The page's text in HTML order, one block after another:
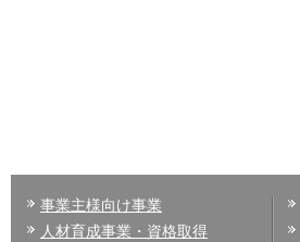
事業主様向け事業
人材育成事業・資格取得